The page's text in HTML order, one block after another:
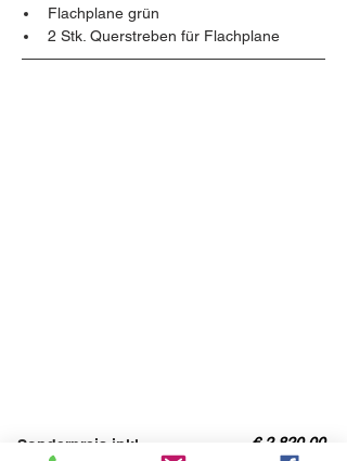
Flachplane grün
2 Stk. Querstreben für Flachplane
Sonderpreis inkl.
€ 2.820,00